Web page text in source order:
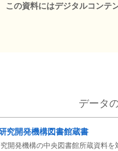
この資料にはデジタルコンテ
データ
究開発機構図書館蔵書
開発機構の中央図書館所蔵資料